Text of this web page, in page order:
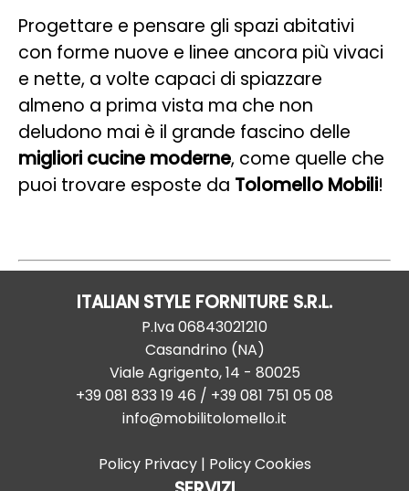
Progettare e pensare gli spazi abitativi
con forme nuove e linee ancora più vivaci
e nette, a volte capaci di spiazzare
almeno a prima vista ma che non
deludono mai è il grande fascino delle
migliori cucine moderne, come quelle che
puoi trovare esposte da Tolomello Mobili!
ITALIAN STYLE FORNITURE S.R.L.
P.Iva06843021210
Casandrino (NA)
Viale Agrigento, 14 - 80025
+39 081 833 19 46 / +39 081 751 05 08
info@mobilitolomello.it
Policy Privacy| Policy Cookies